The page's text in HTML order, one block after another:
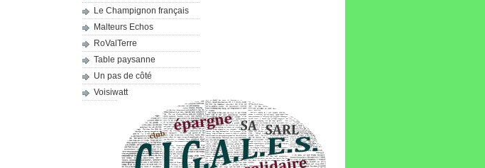
Le Champignon français
Malteurs Echos
RoValTerre
Table paysanne
Un pas de côté
Voisiwatt